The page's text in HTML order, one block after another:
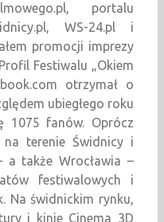
portalu
WS-24.pl i
promocji imprezy
Festiwalu „Okiem
otrzymał o
ubiegłego roku
1075 fanów. Oprócz
terenie Świdnicy i
a także Wrocławia –
festiwalowych i
Na świdnickim rynku,
i kinie Cinema 3D